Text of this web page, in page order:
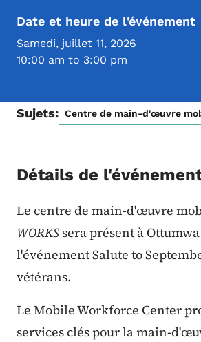
Date et heure de l'événement
Samedi, juillet 11, 2026
10:00 am to 3:00 pm
Sujets: Centre de main-d'œuvre
Détails de
Le centre de main-d'œuvre
WORKS sera présent à
l'événement Salute to
vétérans.
Le Mobile Workforce Center
services clés pour la main-